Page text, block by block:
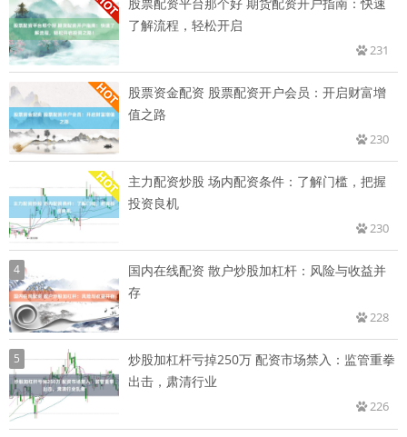
了解流程，轻松开启
231
股票资金配资 股票配资开户会员：开启财富增
值之路
230
主力配资炒股 场内配资条件：了解门槛，把握
投资良机
230
4
国内在线配资 散户炒股加杠杆：风险与收益并
存
228
5
炒股加杠杆亏掉250万 配资市场禁入：监管重拳
出击，肃清行业
226